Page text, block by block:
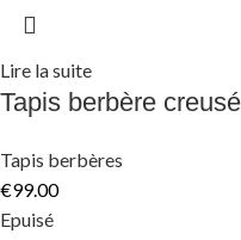
Lire la suite
Tapis berbère creusé
Tapis berbères
€99.00
Epuisé